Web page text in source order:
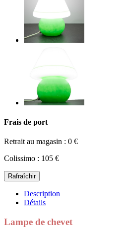
Frais de port
Retrait au magasin : 0 €
Colissimo : 105 €
Description
Détails
Lampe de chevet